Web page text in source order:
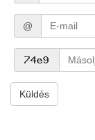
@
Küldés